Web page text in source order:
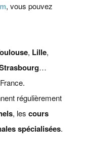
, vous pouvez
, Lille,
…
régulièrement
, lescours
spécialisées.